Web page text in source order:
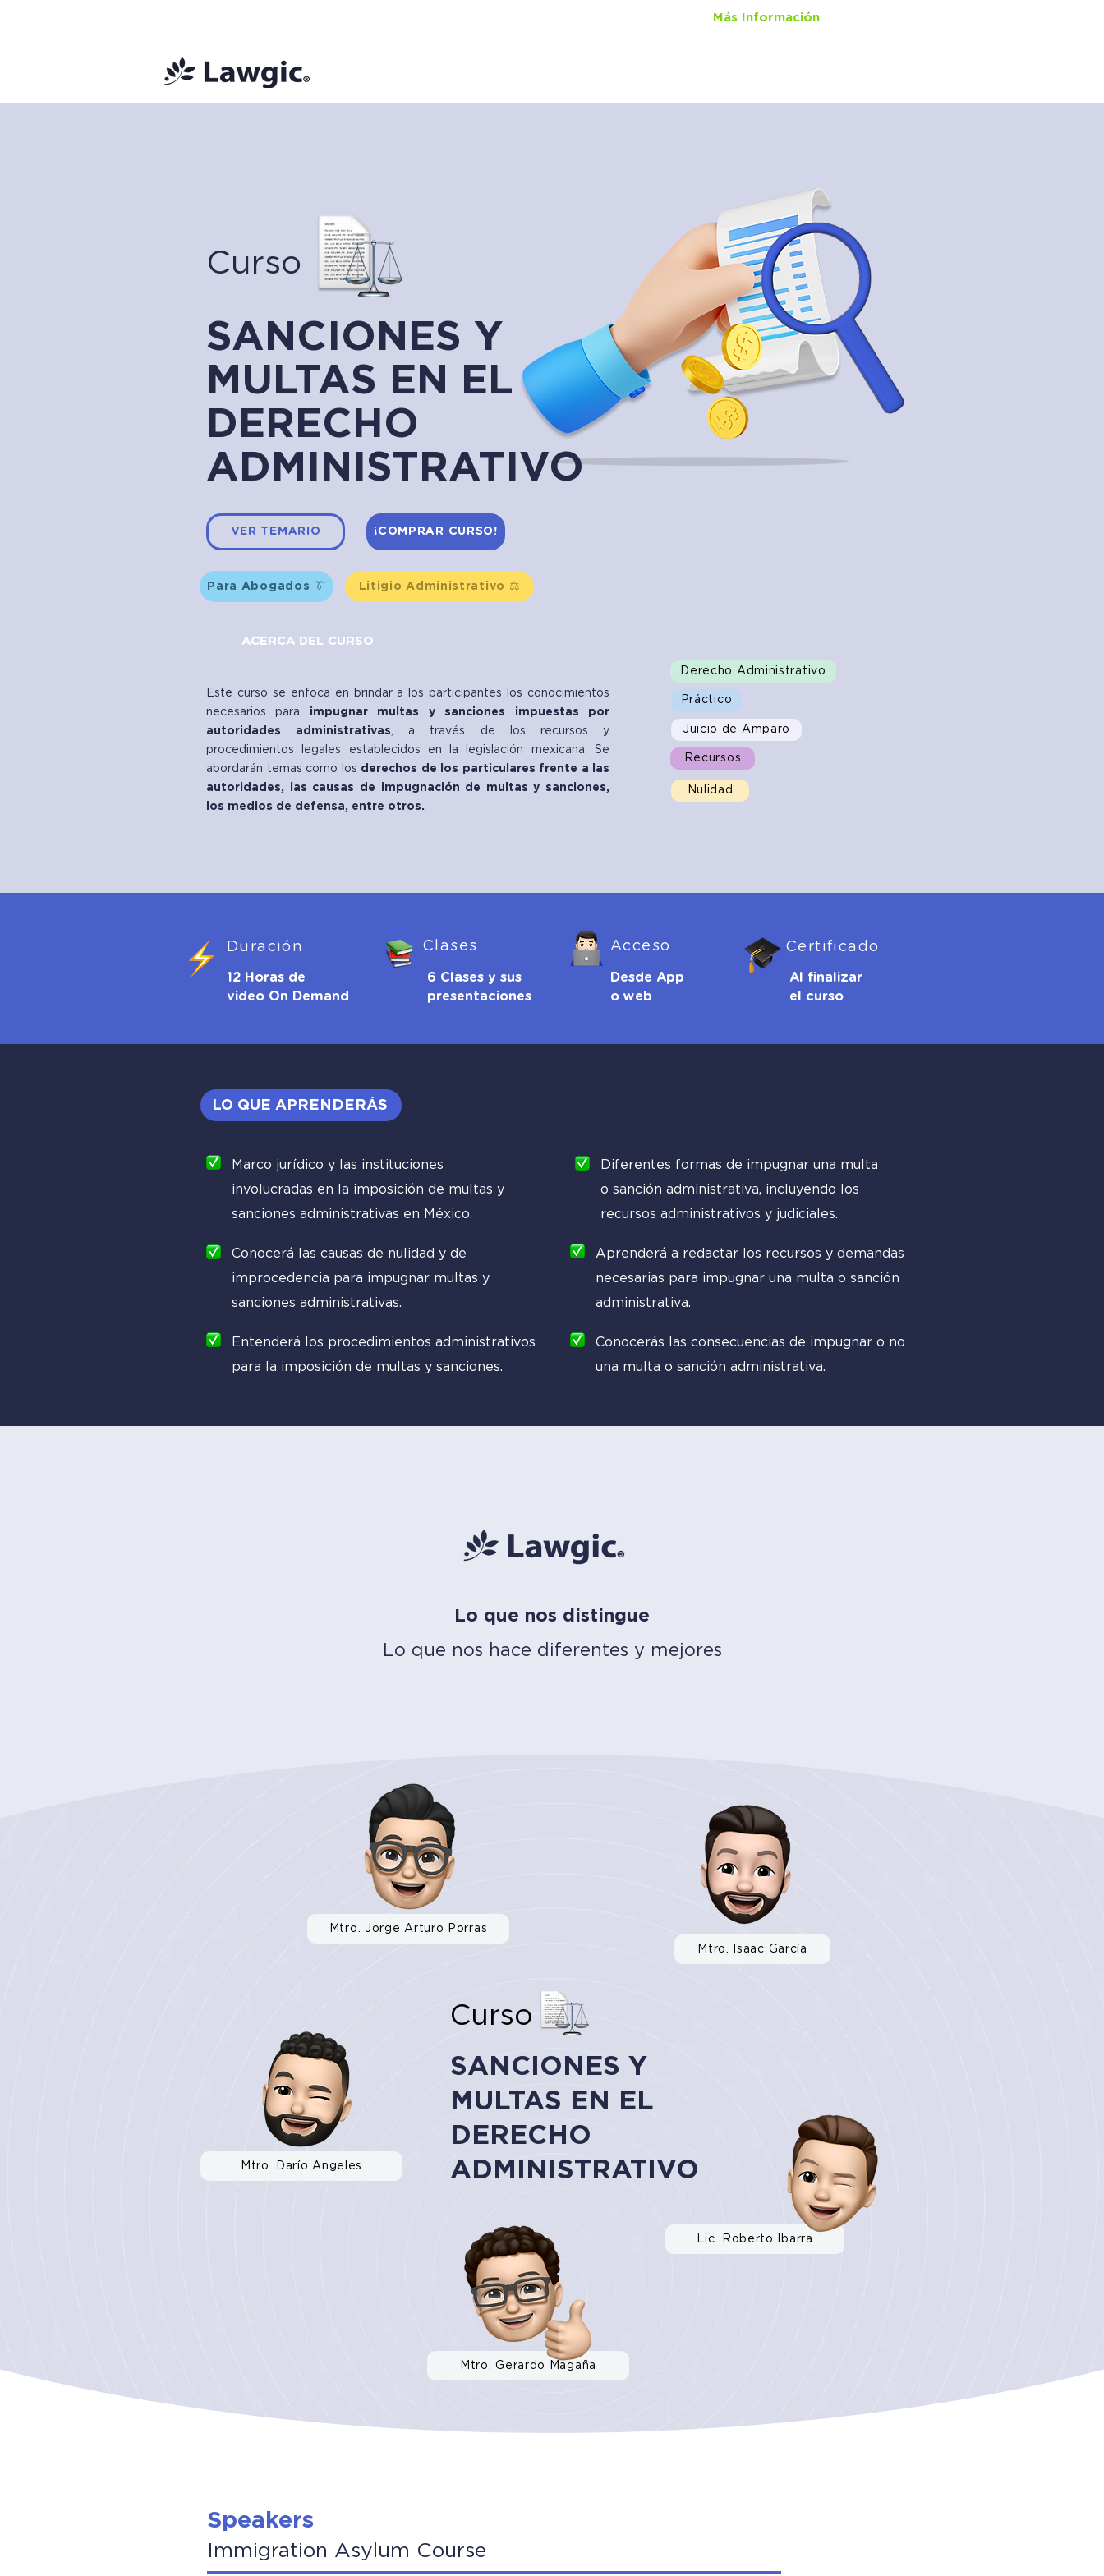
Más Información
Curso
SANCIONES Y
MULTAS EN EL
DERECHO
ADMINISTRATIVO
VER TEMARIO ¡COMPRAR CURSO!
Para Abogados 👔 Litigio Administrativo ⚖️
Este curso se enfoca en brindar a los participantes los conocimientos
necesarios para impugnar multas y sanciones impuestas por
autoridades administrativas, a través de los recursos y
procedimientos legales establecidos en la legislación mexicana. Se
abordarán temas como los derechos de los particulares frente a las
autoridades, las causas de impugnación de multas y sanciones,
los medios de defensa, entre otros.
ACERCA DEL CURSO
Derecho Administrativo
Práctico
Juicio de Amparo
Recursos
Nulidad
Duración
12 Horas de
video On Demand
Clases
6 Clases y sus
presentaciones
Acceso
Desde App
o web
Certificado
Al finalizar
el curso
LO QUE APRENDERÁS
Marco jurídico y las instituciones
involucradas en la imposición de multas y
sanciones administrativas en México.
Diferentes formas de impugnar una multa
o sanción administrativa, incluyendo los
recursos administrativos y judiciales.
Conocerá las causas de nulidad y de
improcedencia para impugnar multas y
sanciones administrativas.
Aprenderá a redactar los recursos y demandas
necesarias para impugnar una multa o sanción
administrativa.
Entenderá los procedimientos administrativos
para la imposición de multas y sanciones.
Conocerás las consecuencias de impugnar o no
una multa o sanción administrativa.
Lo que nos distingue
Lo que nos hace diferentes y mejores
Mtro. Jorge Arturo Porras
Mtro. Isaac García
Mtro. Darío Ángeles
Curso
SANCIONES Y
MULTAS EN EL
DERECHO
ADMINISTRATIVO
Mtro. Gerardo Magaña
Lic. Roberto Ibarra
Speakers
Immigration Asylum Course